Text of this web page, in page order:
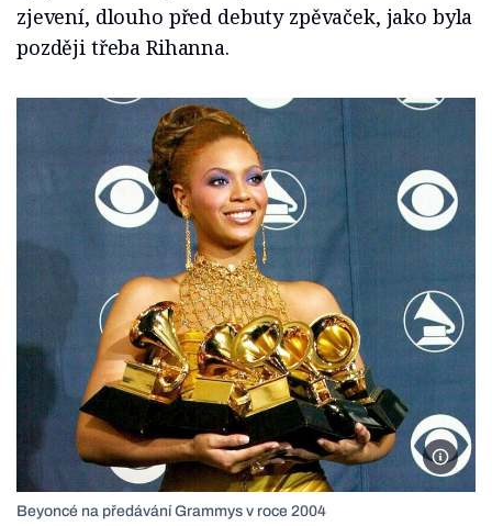
zjevení, dlouho před debuty zpěvaček, jako byla
později třeba Rihanna.
Foto
Beyoncé na předávání Grammys v roce 2004